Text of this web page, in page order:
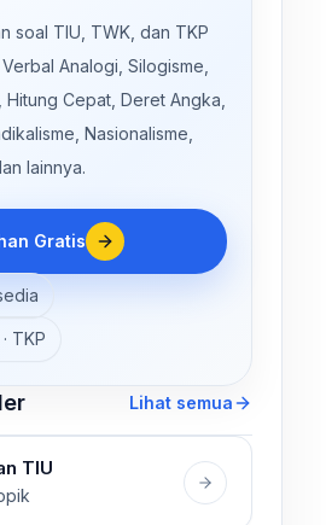
soal TIU, TWK, dan TKP
Analogi, Silogisme,
Hitung Cepat, Deret Angka,
Nasionalisme,
lainnya.
Gratis
TKP
Lihat semua
TIU